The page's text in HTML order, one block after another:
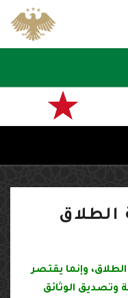
content
لا تقوم السفارة بتسجيل واقعة الطلاق، وإنما يقتصر
وتصديق الوثائق